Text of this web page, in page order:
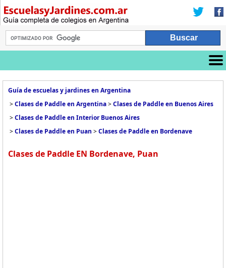
Guía de escuelas y jardines en Argentina
>Clases de Paddle en Argentina>Clases de Paddle en Buenos Aires
>Clases de Paddle en Interior Buenos Aires
>Clases de Paddle en Puan >Clases de Paddle en Bordenave
Clases de Paddle EN Bordenave, Puan